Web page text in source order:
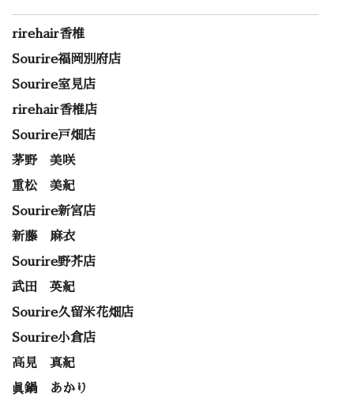
rirehair香椎
Sourire福岡別府店
Sourire室見店
rirehair香椎店
Sourire戸畑店
茅野 美咲
重松 美紀
Sourire新宮店
新藤 麻衣
Sourire野芥店
武田 英紀
Sourire久留米花畑店
Sourire小倉店
高見 真紀
眞鍋 あかり